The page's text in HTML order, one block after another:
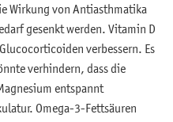
Wirkung von Antiasthmatika
gesenkt werden. Vitamin D
verbessern. Es
verhindern, dass die
entspannt
Omega-3-Fettsäuren